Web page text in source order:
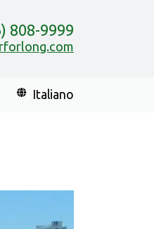
808-9999
Italiano